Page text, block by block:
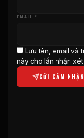
EMAIL *
Lưu tên, email và
này cho lần nhận
GỬI CẢM NHẬN